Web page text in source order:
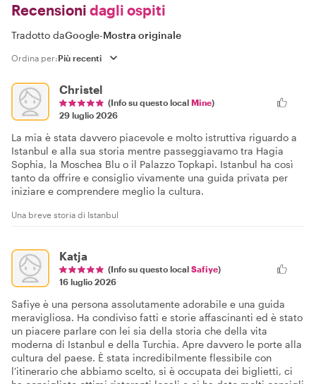
Recensioni dagli ospiti
Tradotto daGoogle-Mostra originale
Ordina per:
Christel
(Info su questo local Mine)
29 luglio 2026
La mia è stata davvero piacevole e molto istruttiva riguardo a
Istanbul e alla sua storia mentre passeggiavamo tra Hagia
Sophia, la Moschea Blu o il Palazzo Topkapi. Istanbul ha così
tanto da offrire e consiglio vivamente una guida privata per
iniziare e comprendere meglio la cultura.
Una breve storia di Istanbul
Katja
(Info su questo local Safiye)
16 luglio 2026
Safiye è una persona assolutamente adorabile e una guida
meravigliosa. Ha condiviso fatti e storie affascinanti ed è stato
un piacere parlare con lei sia della storia che della vita
moderna di Istanbul e della Turchia. Apre davvero le porte alla
cultura del paese. È stata incredibilmente flessibile con
l'itinerario che abbiamo scelto, si è occupata dei biglietti, ci